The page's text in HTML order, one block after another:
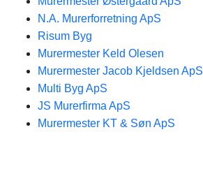
N.A. Murerforretning ApS
Risum Byg
Murermester Keld Olesen
Murermester Jacob Kjeldsen ApS
Multi Byg ApS
JS Murerfirma ApS
Murermester KT & Søn ApS